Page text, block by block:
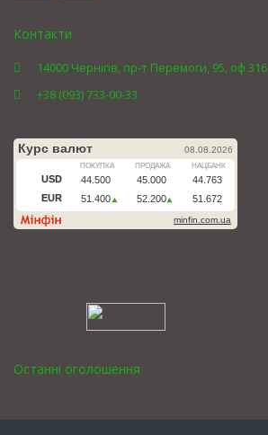
Контакти
14000 Чернігів, пр-т Перемоги, 95, оф 316
+38 (093) 733-00-33
Останні оголошення